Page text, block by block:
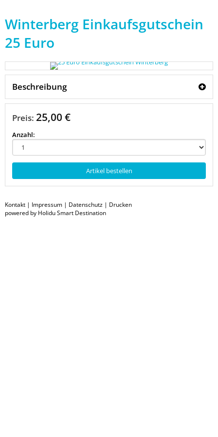
Winterberg Einkaufsgutschein
25 Euro
Beschreibung
Preis: 25,00 €
Anzahl:
Artikel bestellen
Kontakt | Impressum | Datenschutz | Drucken
powered by Holidu Smart Destination